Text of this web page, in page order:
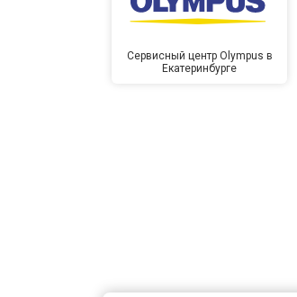
Сервисный центр Olympus в
Екатеринбурге